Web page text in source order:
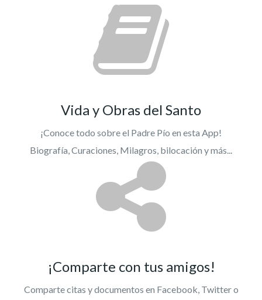
Vida y Obras del Santo
¡Conoce todo sobre el Padre Pío en esta App!
Biografía, Curaciones, Milagros, bilocación y más...
¡Comparte con tus amigos!
Comparte citas y documentos en Facebook, Twitter o